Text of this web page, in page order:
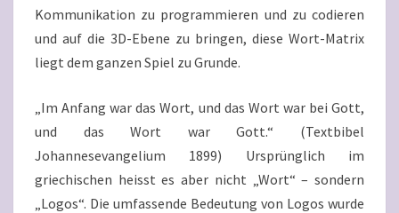
Kommunikation zu programmieren und zu codieren
und auf die 3D-Ebene zu bringen, diese Wort-Matrix
liegt dem ganzen Spiel zu Grunde.
„Im Anfang war das Wort, und das Wort war bei Gott,
und das Wort war Gott.“ (Textbibel
Johannesevangelium 1899) Ursprünglich im
griechischen heisst es aber nicht „Wort“ – sondern
„Logos“. Die umfassende Bedeutung von Logos wurde